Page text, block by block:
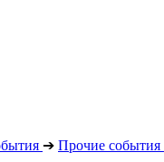
➔ Прочие события